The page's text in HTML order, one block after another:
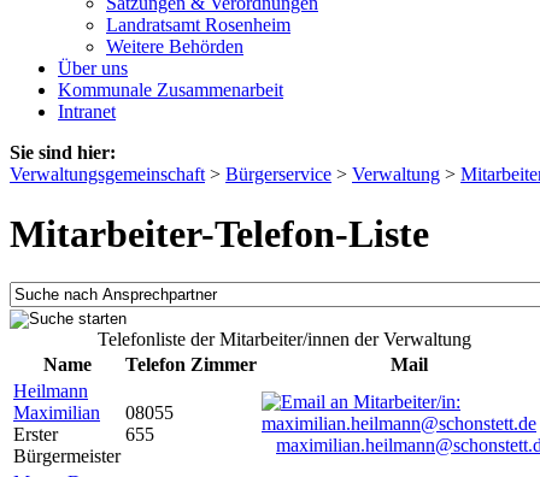
Landratsamt Rosenheim
Weitere Behörden
Über uns
Kommunale Zusammenarbeit
Intranet
Sie sind hier:
Verwaltungsgemeinschaft > Bürgerservice > Verwaltung >
Mitarbeiter-Telefon-Liste
Telefonliste der Mitarbeiter/innen der Verwaltung
Name
Telefon Zimmer
Mail
Heilmann
Maximilian
Erster
Bürgermeister
08055
655